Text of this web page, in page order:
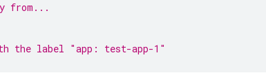
from...
the label "app: test-app-1"